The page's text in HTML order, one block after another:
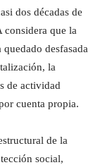
dos décadas de
considera que la
desfasada
la
de actividad
cuenta propia.
de la
social,